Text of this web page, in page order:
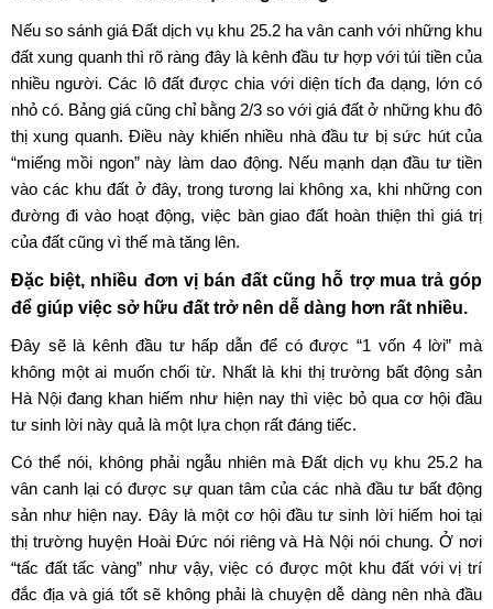
Nếu so sánh giá Đất dịch vụ khu 25.2 ha vân canh với những khu
đất xung quanh thì rõ ràng đây là kênh đầu tư hợp với túi tiền của
nhiều người. Các lô đất được chia với diện tích đa dạng, lớn có
nhỏ có. Bảng giá cũng chỉ bằng 2/3 so với giá đất ở những khu đô
thị xung quanh. Điều này khiến nhiều nhà đầu tư bị sức hút của
“miếng mồi ngon” này làm dao động. Nếu mạnh dạn đầu tư tiền
vào các khu đất ở đây, trong tương lai không xa, khi những con
đường đi vào hoạt động, việc bàn giao đất hoàn thiện thì giá trị
của đất cũng vì thế mà tăng lên.
Đặc biệt, nhiều đơn vị bán đất cũng hỗ trợ mua trả góp
để giúp việc sở hữu đất trở nên dễ dàng hơn rất nhiều.
Đây sẽ là kênh đầu tư hấp dẫn để có được “1 vốn 4 lời” mà
không một ai muốn chối từ. Nhất là khi thị trường bất động sản
Hà Nội đang khan hiếm như hiện nay thì việc bỏ qua cơ hội đầu
tư sinh lời này quả là một lựa chọn rất đáng tiếc.
Có thể nói, không phải ngẫu nhiên mà Đất dịch vụ khu 25.2 ha
vân canh lại có được sự quan tâm của các nhà đầu tư bất động
sản như hiện nay. Đây là một cơ hội đầu tư sinh lờihiếm hoi tại
thị trường huyện Hoài Đức nói riêng và Hà Nội nói chung. Ở nơi
“tấc đất tấc vàng” như vậy, việc có được một khu đất với vị trí
đắc địa và giá tốt sẽ không phải là chuyện dễ dàng nên nhà đầu